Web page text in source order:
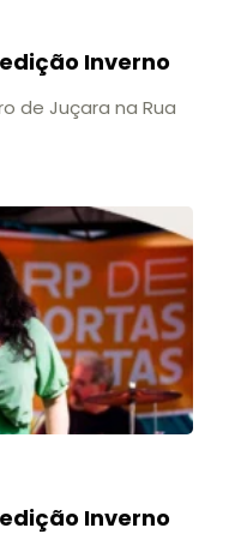
Inverno
de Juçara na Rua
Inverno